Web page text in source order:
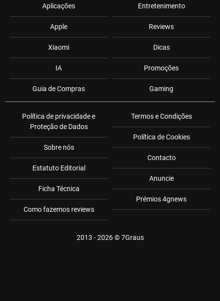
Aplicações
Apple
Xiaomi
IA
Guia de Compras
Entretenimento
Reviews
Dicas
Promoções
Gaming
Política de privacidade e
Proteção de Dados
Sobre nós
Estatuto Editorial
Ficha Técnica
Como fazemos reviews
Termos e Condições
Política de Cookies
Contacto
Anuncie
Prémios 4gnews
2013 - 2026 ©7Graus